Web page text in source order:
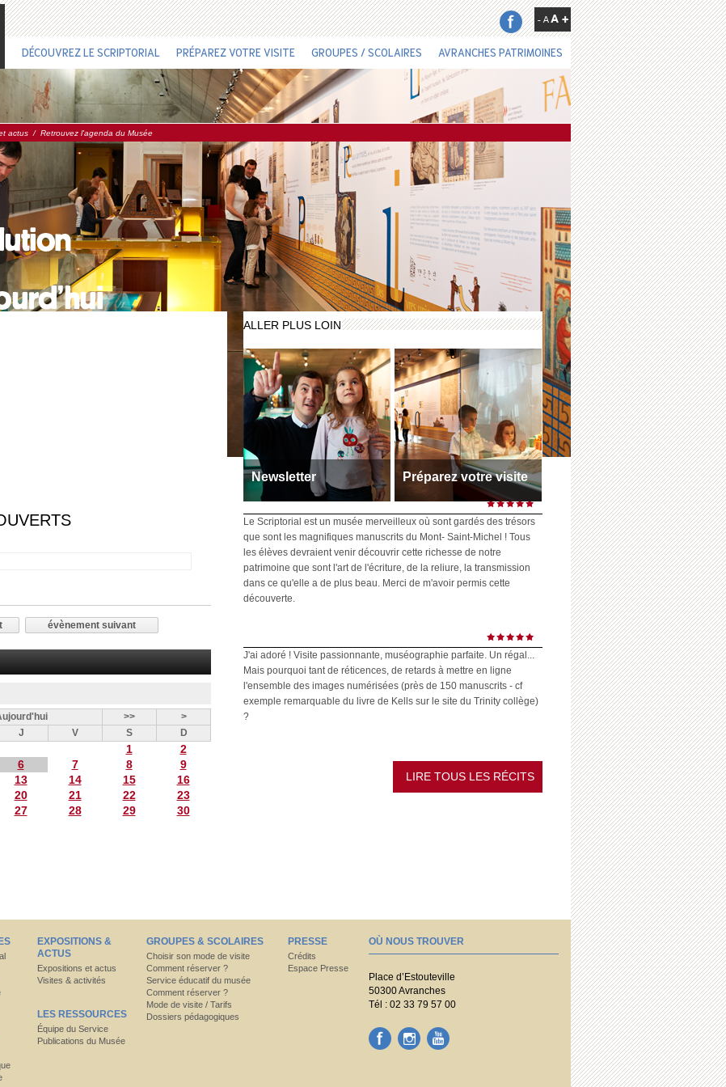
DÉCOUVREZ LE SCRIPTORIAL PRÉPAREZ VOTRE VISITE GROUPES / SCOLAIRES AVRANCHES PATRIMOINES
actus / Retrouvez l'agenda du Musée
évènement suivant
>>
>
J V S D
1
2
6 7 8
9
13 14 15
16
20 21 22
23
27 28 29
30
ALLER PLUS LOIN
Newsletter
Inscrivez-vous
Préparez votre visite
Toutes les infos pratiques
Horaires et accès
Le Scriptorial est un musée merveilleux où sont gardés des trésors
que sont les magnifiques manuscrits du Mont- Saint-Michel ! Tous
les élèves devraient venir découvrir cette richesse de notre
patrimoine que sont l'art de l'écriture, de la reliure, la transmission
dans ce qu'elle a de plus beau. Merci de m'avoir permis cette
découverte.
J'ai adoré ! Visite passionnante, muséographie parfaite. Un régal...
Mais pourquoi tant de réticences, de retards à mettre en ligne
l'ensemble des images numérisées (près de 150 manuscrits - cf
exemple remarquable du livre de Kells sur le site du Trinity collège)
?
LIRE TOUS LES RÉCITS
EXPOSITIONS &
ACTUS
Expositions et actus
Visites & activités
LES RESSOURCES
Équipe du Service
Publications du Musée
GROUPES & SCOLAIRES
Choisir son mode de visite
Comment réserver ?
Service éducatif du musée
Comment réserver ?
Mode de visite / Tarifs
Dossiers pédagogiques
PRESSE
Crédits
Espace Presse
OÙ NOUS TROUVER
Place d’Estouteville
50300 Avranches
Tél : 02 33 79 57 00